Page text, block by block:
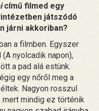
című filmed egy
játszódó
járni akkoriban?
a filmben. Egyszer
nyolcadik napon),
a pad alá estünk.
egy nőről meg a
Nagyon rosszul
mindig ez történik